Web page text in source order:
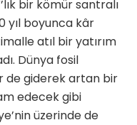
bir kömür santralı
yıl boyunca kâr
atıl bir yatırım
Dünya fosil
de giderek artan bir
edecek gibi
üzerinde de